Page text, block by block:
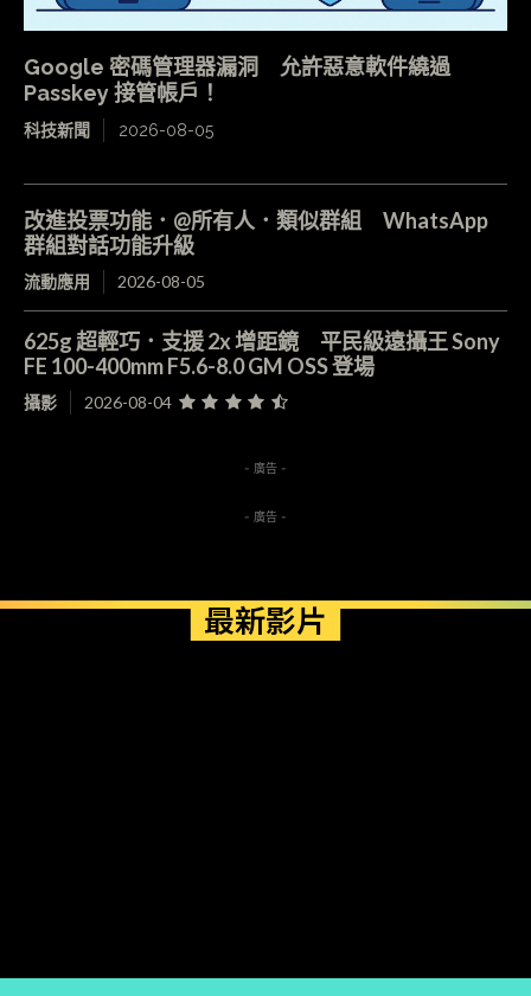
Google 密碼管理器漏洞 允許惡意軟件繞過
Passkey 接管帳戶！
科技新聞 2026-08-05
改進投票功能．@所有人．類似群組 WhatsApp
群組對話功能升級
流動應用 2026-08-05
625g 超輕巧．支援 2x 增距鏡 平民級遠攝王 Sony
FE 100-400mm F5.6-8.0 GM OSS 登場
攝影 2026-08-04
- 廣告 -
- 廣告 -
最新影片